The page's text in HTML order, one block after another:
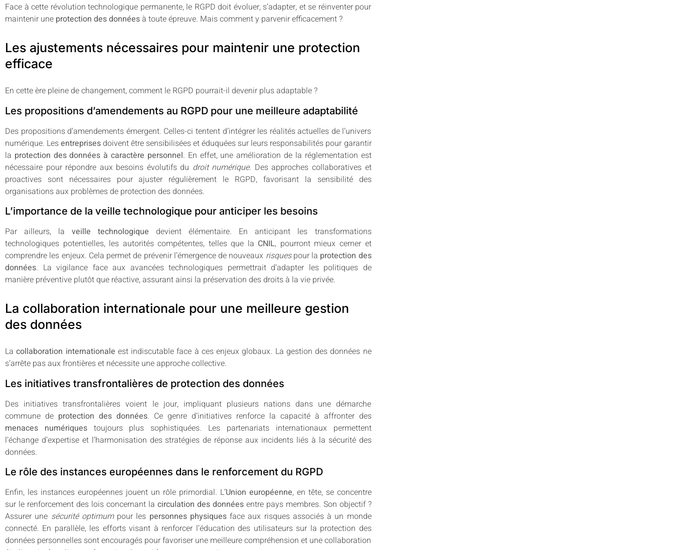
Face à cette révolution technologique permanente, le RGPD doit évoluer, s’adapter, et se réinventer pour
maintenir une protection des donnéesà toute épreuve. Mais comment y parvenir efficacement ?
Les ajustements nécessaires pour maintenir une protection
efficace
En cette ère pleine de changement, comment le RGPD pourrait-il devenir plus adaptable ?
Les propositions d’amendements au RGPD pour une meilleure adaptabilité
Des propositions d’amendements émergent. Celles-ci tentent d’intégrer les réalités actuelles de l’univers
numérique. Lesentreprisesdoivent être sensibilisées et éduquées sur leurs responsabilités pour garantir
la protection des données à caractère personnel. En effet, une amélioration de la réglementation est
nécessaire pour répondre aux besoins évolutifs du droit numérique. Des approches collaboratives et
proactives sont nécessaires pour ajuster régulièrement le RGPD, favorisant la sensibilité des
organisations aux problèmes de protection des données.
L’importance de la veille technologique pour anticiper les besoins
Par ailleurs, laveille technologique devient élémentaire. En anticipant les transformations
technologiques potentielles, les autorités compétentes, telles que la CNIL, pourront mieux cerner et
comprendre les enjeux. Cela permet de prévenir l’émergence de nouveaux risquespour la protection des
données. La vigilance face aux avancées technologiques permettrait d’adapter les politiques de
manière préventive plutôt que réactive, assurant ainsi la préservation des droits à la vie privée.
La collaboration internationale pour une meilleure gestion
des données
Lacollaboration internationale est indiscutable face à ces enjeux globaux. La gestion des données ne
s’arrête pas aux frontières et nécessite une approche collective.
Les initiatives transfrontalières de protection des données
Des initiatives transfrontalières voient le jour, impliquant plusieurs nations dans une démarche
commune de protection des données. Ce genre d’initiatives renforce la capacité à affronter des
menaces numériquestoujours plus sophistiquées. Les partenariats internationaux permettent
l’échange d’expertise et l’harmonisation des stratégies de réponse aux incidents liés à la sécurité des
données.
Le rôle des instances européennes dans le renforcement du RGPD
Enfin, les instances européennes jouent un rôle primordial. L’Union européenne, en tête, se concentre
sur le renforcement des lois concernant la circulation des donnéesentre pays membres. Son objectif ?
Assurer une sécurité optimumpour les personnes physiquesface aux risques associés à un monde
connecté. En parallèle, les efforts visant à renforcer l’éducation des utilisateurs sur la protection des
données personnelles sont encouragés pour favoriser une meilleure compréhension et une collaboration